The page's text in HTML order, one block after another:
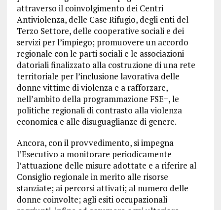
attraverso il coinvolgimento dei Centri
Antiviolenza, delle Case Rifugio, degli enti del
Terzo Settore, delle cooperative sociali e dei
servizi per l’impiego; promuovere un accordo
regionale con le parti sociali e le associazioni
datoriali finalizzato alla costruzione di una rete
territoriale per l’inclusione lavorativa delle
donne vittime di violenza e a rafforzare,
nell’ambito della programmazione FSE+, le
politiche regionali di contrasto alla violenza
economica e alle disuguaglianze di genere.
Ancora, con il provvedimento, si impegna
l’Esecutivo a monitorare periodicamente
l’attuazione delle misure adottate e a riferire al
Consiglio regionale in merito alle risorse
stanziate; ai percorsi attivati; al numero delle
donne coinvolte; agli esiti occupazionali